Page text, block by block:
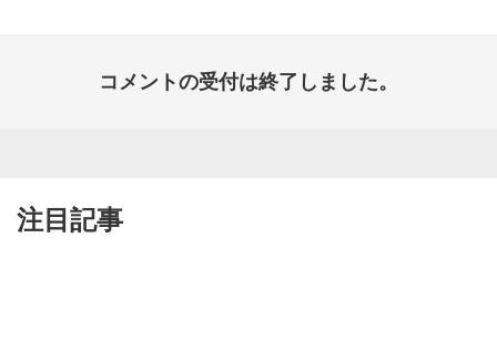
コメントの受付は終了しました。
注目記事